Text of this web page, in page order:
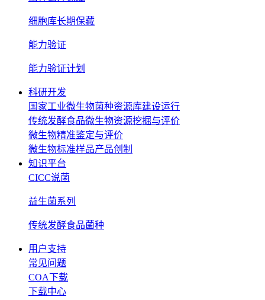
细胞库长期保藏
能力验证
能力验证计划
科研开发
国家工业微生物菌种资源库建设运行
传统发酵食品微生物资源挖掘与评价
微生物精准鉴定与评价
微生物标准样品产品创制
知识平台
CICC说菌
益生菌系列
传统发酵食品菌种
用户支持
常见问题
COA下载
下载中心